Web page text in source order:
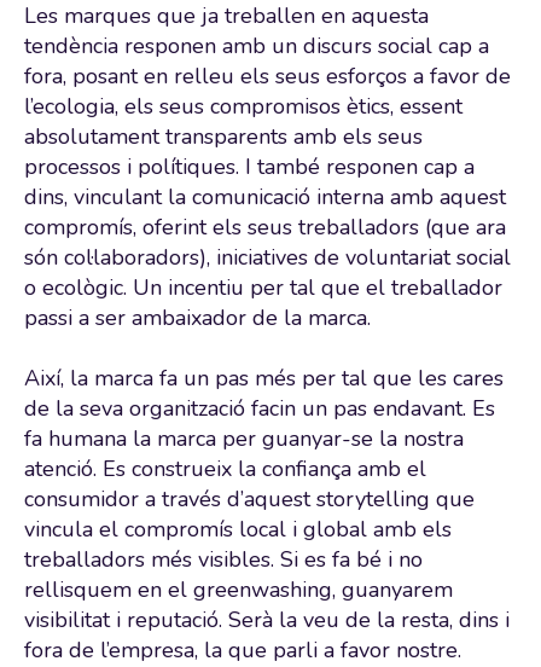
Les marques que ja treballen en aquesta
tendència responen amb un discurs social cap a
fora, posant en relleu els seus esforços a favor de
l’ecologia, els seus compromisos ètics, essent
absolutament transparents amb els seus
processos i polítiques. I també responen cap a
dins, vinculant la comunicació interna amb aquest
compromís, oferint els seus treballadors (que ara
són col·laboradors), iniciatives de voluntariat social
o ecològic. Un incentiu per tal que el treballador
passi a ser ambaixador de la marca.
Així, la marca fa un pas més per tal que les cares
de la seva organització facin un pas endavant. Es
fa humana la marca per guanyar-se la nostra
atenció. Es construeix la confiança amb el
consumidor a través d’aquest storytelling que
vincula el compromís local i global amb els
treballadors més visibles. Si es fa bé i no
rellisquem en el greenwashing, guanyarem
visibilitat i reputació. Serà la veu de la resta, dins i
fora de l’empresa, la que parli a favor nostre.